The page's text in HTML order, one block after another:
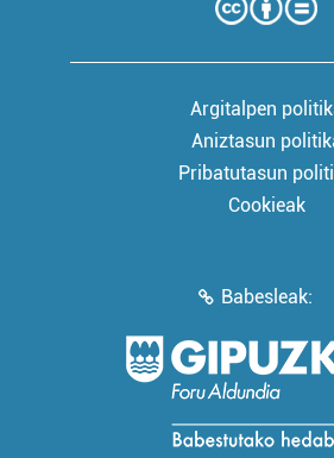
Argitalpen
Aniztasun
Pribatutasun
Cookieak
Babesleak: